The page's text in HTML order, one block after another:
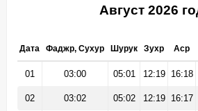
Август 2026
Дата Фаджр, Сухур Шурук Зухр Аср
01 03:00 05:01 12:19 16:18
02 03:02 05:02 12:19 16:17